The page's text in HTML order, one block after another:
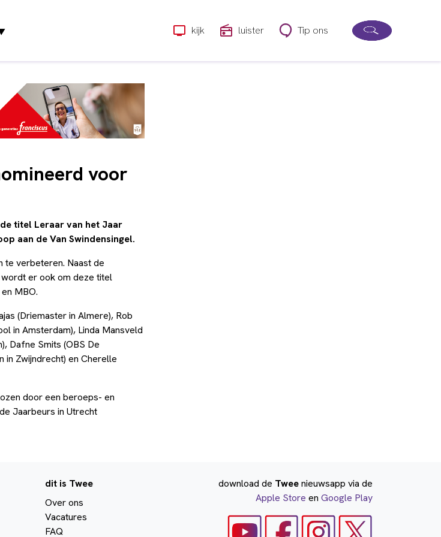
kijk luister Tip ons
voor
titel Leraar van het Jaar
aan de Van Swindensingel.
te verbeteren. Naast de
er ook om deze titel
MBO.
(Driemaster in Almere), Rob
in Amsterdam), Linda Mansveld
Dafne Smits (OBS De
in Zwijndrecht) en Cherelle
door een beroeps- en
Jaarbeurs in Utrecht
dit is Twee
Over ons
Vacatures
FAQ
download de Tweenieuwsapp via de
Apple Store en Google Play